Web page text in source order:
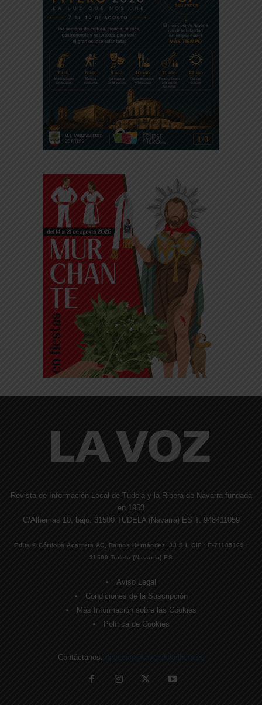
Revista de Información Local de Tudela y la Ribera de Navarra fundada
en 1953
C/Alhemas 10, bajo. 31500 TUDELA (Navarra) ES T. 948411059
Edita © Córdoba Acarreta AC, Ramos Hernández, JJ S.I. CIF · E-71185169 ·
31500 Tudela (Navarra) ES
Aviso Legal
Condiciones de la Suscripción
Más Información sobre las Cookies
Política de Cookies
Contáctanos: direccion@lavozdelaribera.es